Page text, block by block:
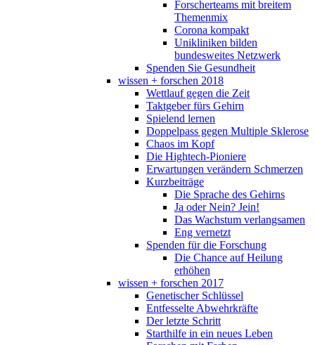
Forscherteams mit breitem
Themenmix
Corona kompakt
Unikliniken bilden
bundesweites Netzwerk
Spenden Sie Gesundheit
wissen + forschen 2018
Wettlauf gegen die Zeit
Taktgeber fürs Gehirn
Spielend lernen
Doppelpass gegen Multiple Sklerose
Chaos im Kopf
Die Hightech-Pioniere
Erwartungen verändern Schmerzen
Kurzbeiträge
Die Sprache des Gehirns
Ja oder Nein? Jein!
Das Wachstum verlangsamen
Eng vernetzt
Spenden für die Forschung
Die Chance auf Heilung
erhöhen
wissen + forschen 2017
Genetischer Schlüssel
Entfesselte Abwehrkräfte
Der letzte Schritt
Starthilfe in ein neues Leben